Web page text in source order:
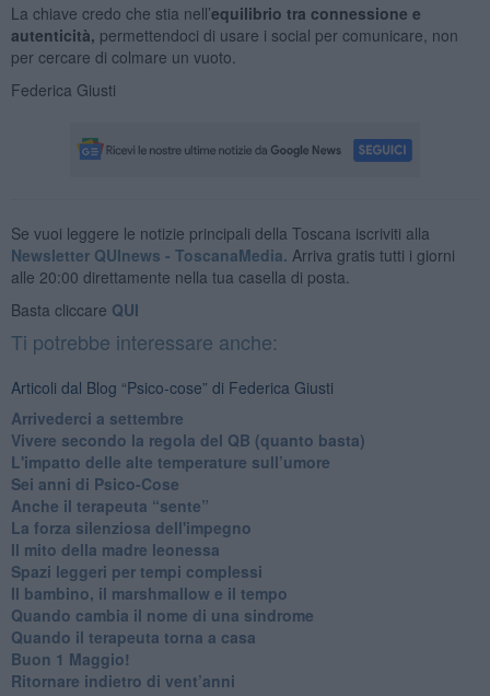
La chiave credo che stia nell’equilibrio tra connessione e
autenticità, permettendoci di usare i social per comunicare, non
per cercare di colmare un vuoto.
Federica Giusti
Se vuoi leggere le notizie principali della Toscana iscriviti alla
Newsletter QUInews - ToscanaMedia. Arriva gratis tutti i giorni
alle 20:00 direttamente nella tua casella di posta.
Basta cliccare QUI
Ti potrebbe interessare anche:
Articoli dal Blog “Psico-cose” di Federica Giusti
​Arrivederci a settembre
​Vivere secondo la regola del QB (quanto basta)
​L'impatto delle alte temperature sull’umore
Sei anni di Psico-Cose
​Anche il terapeuta “sente”
​La forza silenziosa dell'impegno
​Il mito della madre leonessa
Spazi leggeri per tempi complessi
Il bambino, il marshmallow e il tempo
​Quando cambia il nome di una sindrome
​Quando il terapeuta torna a casa
​Buon 1 Maggio!
Ritornare indietro di vent’anni